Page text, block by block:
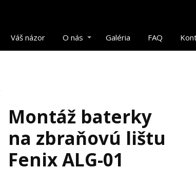
Váš názor O nás Galéria FAQ
Montáž baterky
na zbraňovú lištu
Fenix ALG-01